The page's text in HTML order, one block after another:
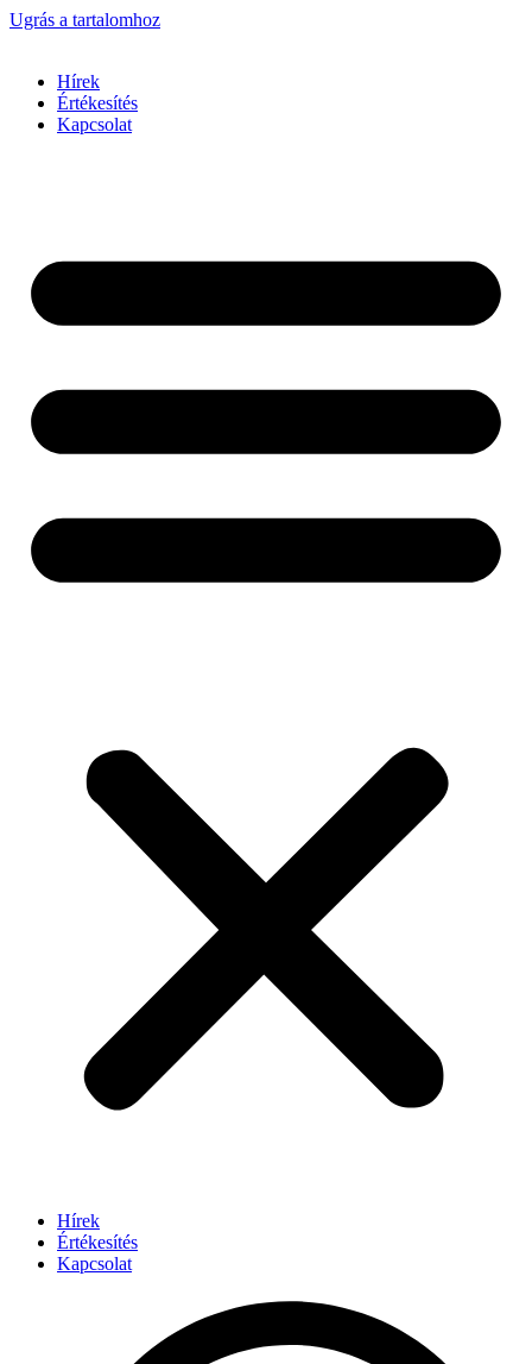
Ugrás a tartalomhoz
Hírek
Értékesítés
Kapcsolat
Hírek
Értékesítés
Kapcsolat